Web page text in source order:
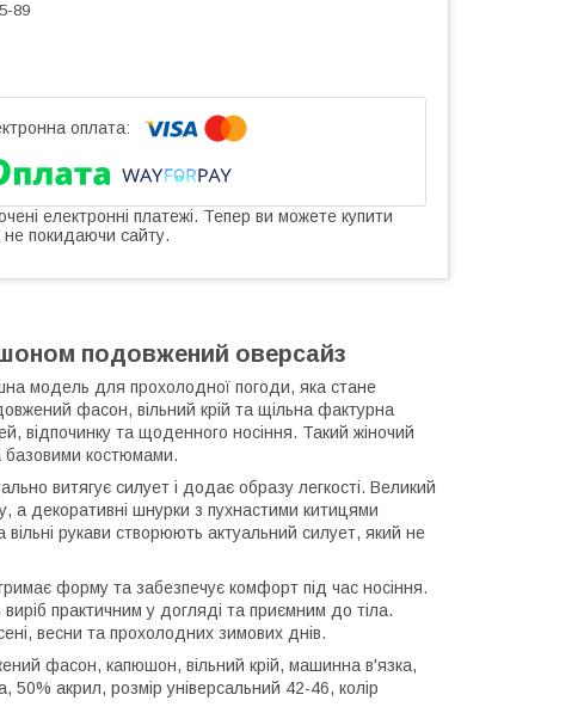
89
електронні платежі. Тепер ви можете купити
покидаючи сайту.
подовжений оверсайз
модель для прохолодної погоди, яка стане
фасон, вільний крій та щільна фактурна
відпочинку та щоденного носіння. Такий жіночий
базовими костюмами.
витягує силует і додає образу легкості. Великий
декоративні шнурки з пухнастими китицями
рукави створюють актуальний силует, який не
форму та забезпечує комфорт під час носіння.
практичним у догляді та приємним до тіла.
весни та прохолодних зимових днів.
фасон, капюшон, вільний крій, машинна в'язка,
акрил, розмір універсальний 42-46, колір